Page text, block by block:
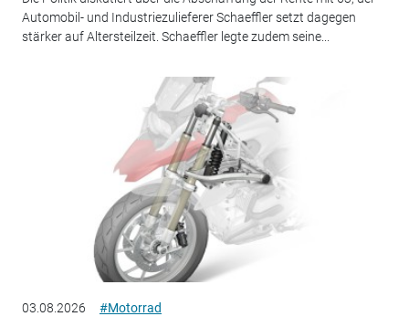
Automobil- und Industriezulieferer Schaeffler setzt dagegen
stärker auf Altersteilzeit. Schaeffler legte zudem seine...
03.08.2026 #Motorrad